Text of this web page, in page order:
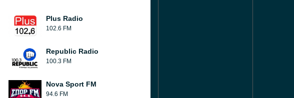
Plus Radio
102.6 FM
Republic Radio
100.3 FM
Nova Sport FM
94.6 FM